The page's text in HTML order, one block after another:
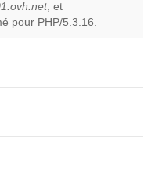
Do you
own this
, et
pour PHP/5.3.16.